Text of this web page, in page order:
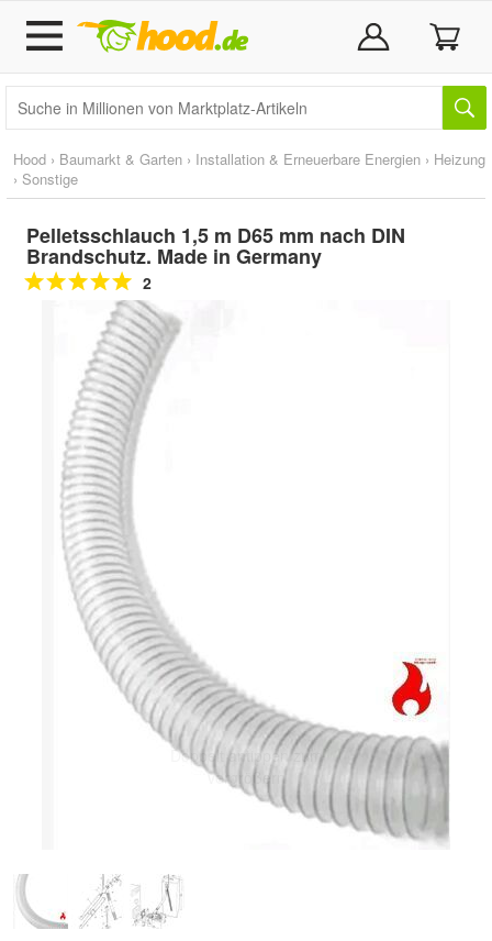
Hood › Baumarkt & Garten › Installation & Erneuerbare Energien › Heizung
› Sonstige
Pelletsschlauch 1,5 m D65 mm nach DIN
Brandschutz. Made in Germany
2
Doppelt antippen zum
vergrößern